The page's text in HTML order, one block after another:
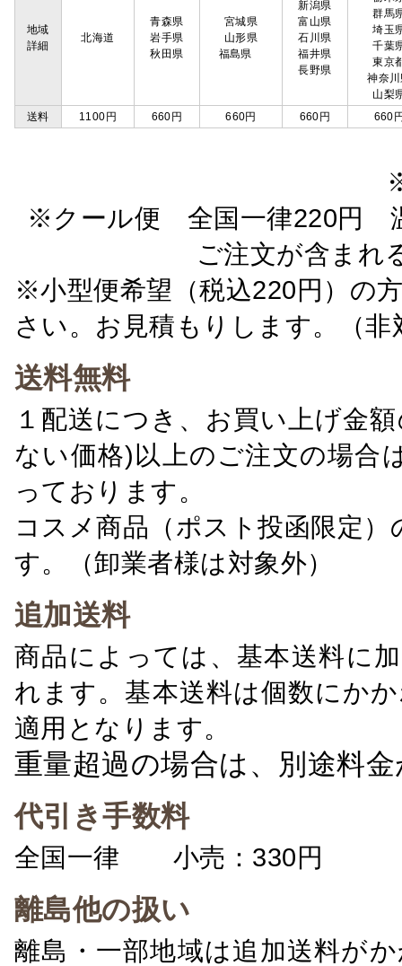
地域
詳細
北海道
青森県
岩手県
秋田県
宮城県
山形県
福島県
新潟県
富山県
石川県
福井県
長野県
群馬
埼玉
千葉
東京
神奈
山梨
送料
1100円 660円 660円 660円 660
※クール便 全国一律220円
ご注文が含ま
※小型便希望（税込220円）の
さい。お見積もりします。（非
送料無料
１配送につき、お買い上げ金
ない価格)以上のご注文の場合
っております。
コスメ商品（ポスト投函限定
す。（卸業者様は対象外）
追加送料
商品によっては、基本送料に
れます。基本送料は個数にか
適用となります。
重量超過の場合は、別途料
代引き手数料
全国一律 小売：330円 卸
離島他の扱い
離島・一部地域は追加送料が